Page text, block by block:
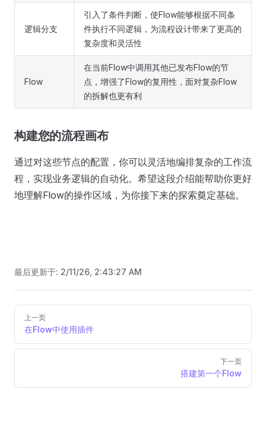
逻辑分支
引入了条件判断，使Flow能够根据不同条
件执行不同逻辑，为流程设计带来了更高的
复杂度和灵活性
Flow
在当前Flow中调用其他已发布Flow的节
点，增强了Flow的复用性，面对复杂Flow
的拆解也更有利
构建您的流程画布
通过对这些节点的配置，你可以灵活地编排复杂的工作流
程，实现业务逻辑的自动化。希望这段介绍能帮助你更好
地理解Flow的操作区域，为你接下来的探索奠定基础。
最后更新于: 2/11/26, 2:43:27 AM
Pager上一页
在Flow中使用插件
下一页
搭建第一个Flow